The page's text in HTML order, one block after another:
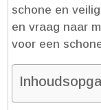
schone en
en vraag naar
voor een